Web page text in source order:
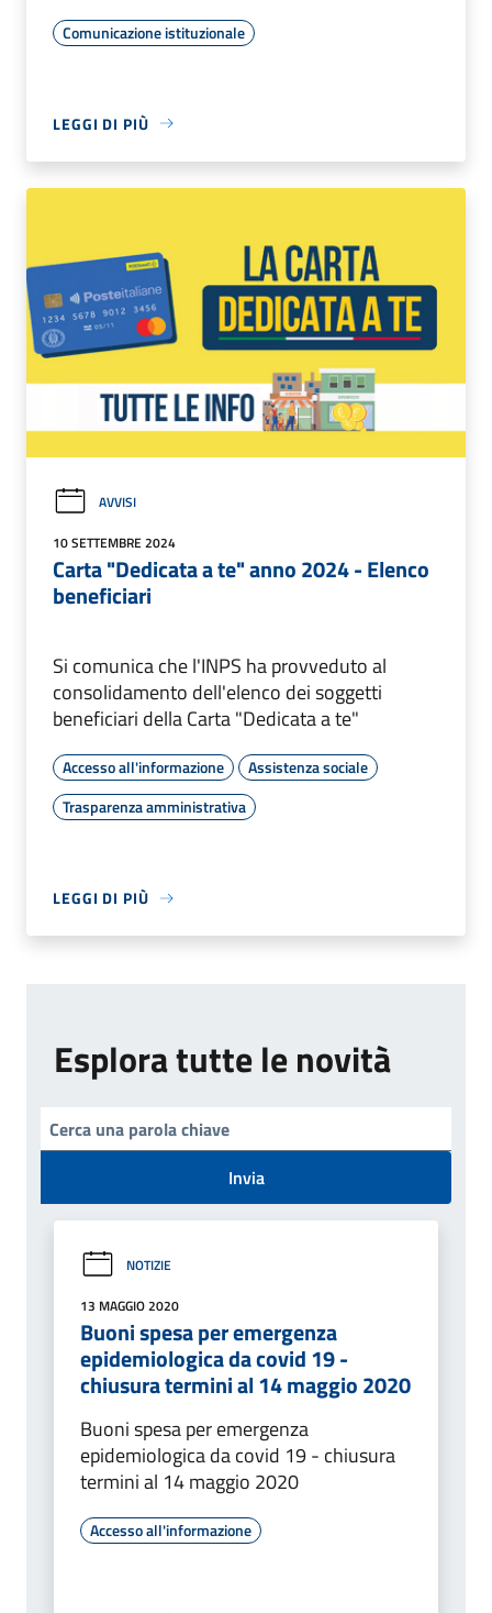
Comunicazione istituzionale
LEGGI DI PIÙ
AVVISI
10 SETTEMBRE 2024
Carta "Dedicata a te" anno 2024 - Elenco
beneficiari
Si comunica che l'INPS ha provveduto al
consolidamento dell'elenco dei soggetti
beneficiari della Carta "Dedicata a te"
Accesso all'informazione
Assistenza sociale
Trasparenza amministrativa
LEGGI DI PIÙ
Esplora tutte le novità
Invia
NOTIZIE
13 MAGGIO 2020
Buoni spesa per emergenza
epidemiologica da covid 19 -
chiusura termini al 14 maggio 2020
Buoni spesa per emergenza
epidemiologica da covid 19 - chiusura
termini al 14 maggio 2020
Accesso all'informazione